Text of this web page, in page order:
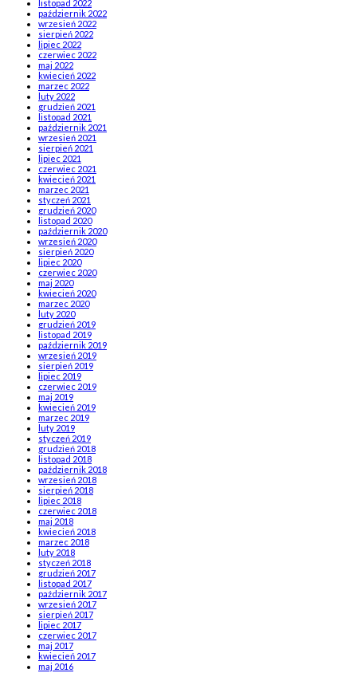
listopad 2022
październik 2022
wrzesień 2022
sierpień 2022
lipiec 2022
czerwiec 2022
maj 2022
kwiecień 2022
marzec 2022
luty 2022
grudzień 2021
listopad 2021
październik 2021
wrzesień 2021
sierpień 2021
lipiec 2021
czerwiec 2021
kwiecień 2021
marzec 2021
styczeń 2021
grudzień 2020
listopad 2020
październik 2020
wrzesień 2020
sierpień 2020
lipiec 2020
czerwiec 2020
maj 2020
kwiecień 2020
marzec 2020
luty 2020
grudzień 2019
listopad 2019
październik 2019
wrzesień 2019
sierpień 2019
lipiec 2019
czerwiec 2019
maj 2019
kwiecień 2019
marzec 2019
luty 2019
styczeń 2019
grudzień 2018
listopad 2018
październik 2018
wrzesień 2018
sierpień 2018
lipiec 2018
czerwiec 2018
maj 2018
kwiecień 2018
marzec 2018
luty 2018
styczeń 2018
grudzień 2017
listopad 2017
październik 2017
wrzesień 2017
sierpień 2017
lipiec 2017
czerwiec 2017
maj 2017
kwiecień 2017
maj 2016